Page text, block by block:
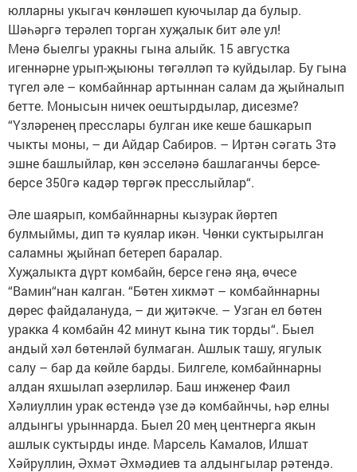
юлларны укыгач көнләшеп куючылар да булыр.
Шәһәргә терәлеп торган хуҗалык бит әле ул!
Менә быелгы уракны гына алыйк. 15 августка
игеннәрне урып-җыюны төгәлләп тә куйдылар. Бу гына
түгел әле – комбайннар артыннан салам да җыйналып
бетте. Монысын ничек оештырдылар, дисезме?
“Үзләренең пресслары булган ике кеше башкарып
чыкты моны, – ди Айдар Сабиров. – Иртән сәгать 3тә
эшне башлыйлар, көн эсселәнә башлаганчы берсе-
берсе 350гә кадәр төргәк пресслыйлар“.
Әле шаярып, комбайннарны кызурак йөртеп
булмыймы, дип тә куялар икән. Чөнки суктырылган
саламны җыйнап бетереп баралар.
Хуҗалыкта дүрт комбайн, берсе генә яңа, өчесе
“Вамин“нан калган. “Бөтен хикмәт – комбайннарны
дөрес файдалануда, – ди җитәкче. – Узган ел бөтен
уракка 4 комбайн 42 минут кына тик торды“. Быел
андый хәл бөтенләй булмаган. Ашлык ташу, ягулык
салу – бар да көйле барды. Билгеле, комбайннарны
алдан яхшылап әзерлиләр. Баш инженер Фаил
Хәлиуллин урак өстендә үзе дә комбайнчы, һәр елны
алдынгы урыннарда. Быел 20 мең центнерга якын
ашлык суктырды инде. Марсель Камалов, Илшат
Хәйруллин, Әхмәт Әхмәдиев та алдынгылар рәтендә.